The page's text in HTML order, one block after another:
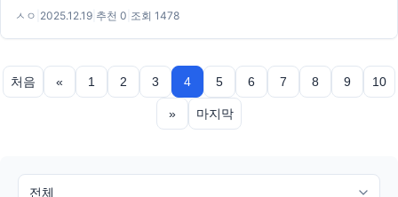
ㅅㅇ 2025.12.19 추천 0 조회 1478
처음 « 1 2 3 4 5 6 7 8 9 10
» 마지막